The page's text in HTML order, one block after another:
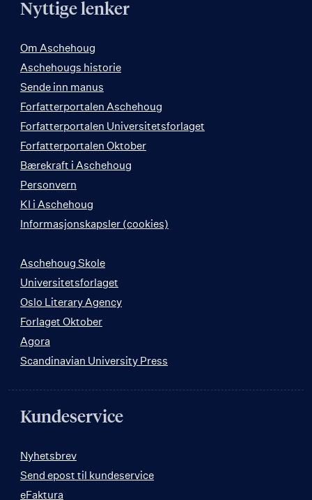
Nyttige lenker
Om Aschehoug
Aschehougs historie
Sende inn manus
Forfatterportalen Aschehoug
Forfatterportalen Universitetsforlaget
Forfatterportalen Oktober
Bærekraft i Aschehoug
Personvern
KI i Aschehoug
Informasjonskapsler (cookies)
Aschehoug Skole
Universitetsforlaget
Oslo Literary Agency
Forlaget Oktober
Agora
Scandinavian University Press
Kundeservice
Nyhetsbrev
Send epost til kundeservice
eFaktura